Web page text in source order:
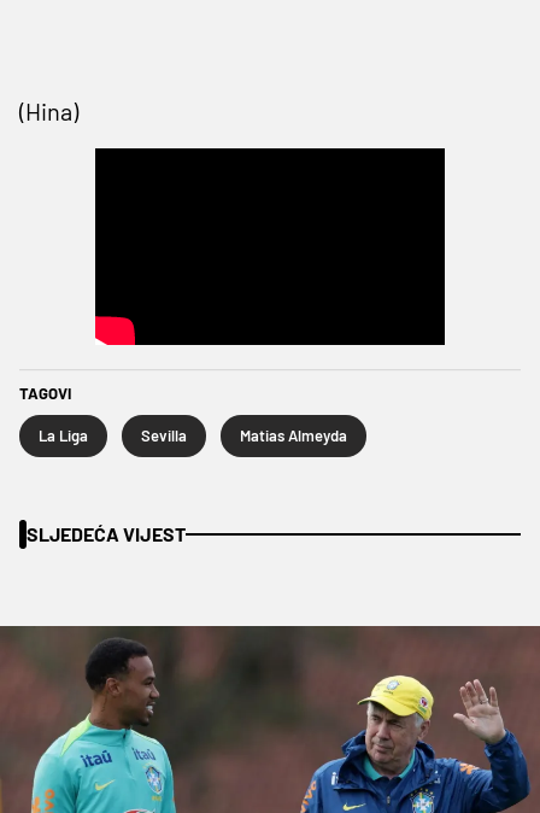
(Hina)
TAGOVI
La Liga Sevilla Matias Almeyda
SLJEDEĆA VIJEST